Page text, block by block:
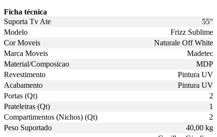
Ficha técnica
Suporta Tv Ate
55"
Modelo
Frizz Sublime
Cor Moveis
Naturale Off White
Marca Moveis
Madetec
Material/Composicao
MDP
Revestimento
Pintura UV
Acabamento
Pintura UV
Portas (Qt)
2
Prateleiras (Qt)
1
Compartimentos (Nichos) (Qt)
2
Peso Suportado
40,00 kg